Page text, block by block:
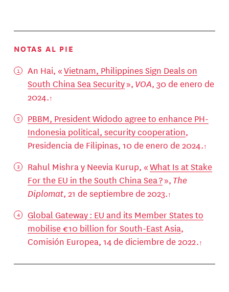
NOTAS AL PIE
An Hai, «Vietnam, Philippines Sign Deals on
South China Sea Security», VOA, 30 de enero de
2024.
PBBM, President Widodo agree to enhance PH-
Indonesia political, security cooperation,
Presidencia de Filipinas, 10 de enero de 2024.
Rahul Mishra y Neevia Kurup, «What Is at Stake
For the EU in the South China Sea ?», The
Diplomat, 21 de septiembre de 2023.
Global Gateway : EU and its Member States to
mobilise €10 billion for South-East Asia,
Comisión Europea, 14 de diciembre de 2022.